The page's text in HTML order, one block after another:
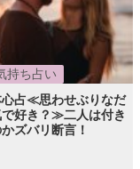
持ち占い
心占≪思わせぶりなだ
好き？≫二人は付き
ズバリ断言！